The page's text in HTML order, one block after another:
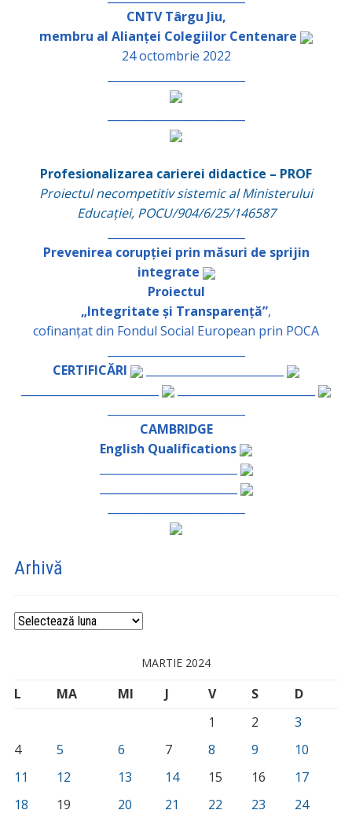
CNTV Târgu Jiu,
membru al Alianței Colegiilor Centenare
24 octombrie 2022
Profesionalizarea carierei didactice – PROF
Proiectul necompetitiv sistemic al Ministerului
Educației, POCU/904/6/25/146587
Prevenirea corupției prin măsuri de sprijin
integrate
Proiectul
„Integritate și Transparență”,
cofinanțat din Fondul Social European prin POCA
CERTIFICĂRI
CAMBRIDGE
English Qualifications
Arhivă
Arhivă
MARTIE 2024
L MA MI J V S
D
1
2
3
4
5 6 7 8 9
10
11
12 13 14 15 16
17
18
19 20 21 22 23 24